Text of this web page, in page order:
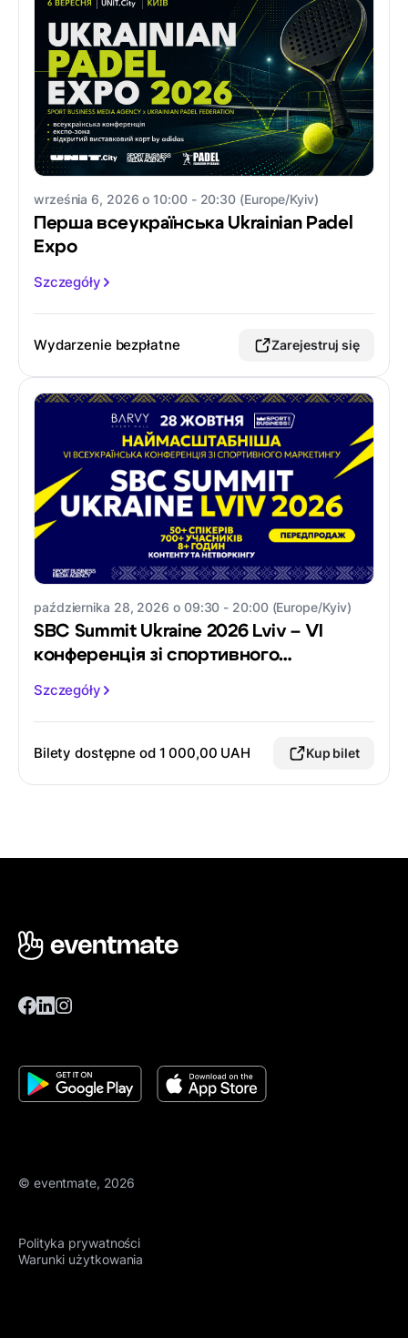
września 6, 2026 o 10:00 - 20:30 (Europe/Kyiv)
Перша всеукраїнська Ukrainian Padel
Expo
Szczegóły
Wydarzenie bezpłatne Zarejestruj się
października 28, 2026 o 09:30 - 20:00 (Europe/Kyiv)
SBC Summit Ukraine 2026 Lviv – VI
конференція зі спортивного
Szczegóły
Bilety dostępne od 1 000,00 UAH Kup bilet
© eventmate, 2026
Polityka prywatności
Warunki użytkowania